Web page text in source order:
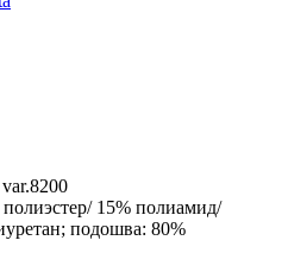
15% полиамид/
подошва: 80%